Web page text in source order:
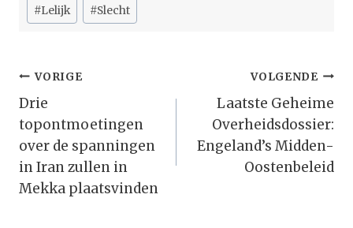
#Lelijk #Slecht
Bericht
Navigatie
VORIGE
Drie
topontmoetingen
over de spanningen
in Iran zullen in
Mekka plaatsvinden
VOLGENDE
Laatste Geheime
Overheidsdossier:
Engeland’s Midden-
Oostenbeleid